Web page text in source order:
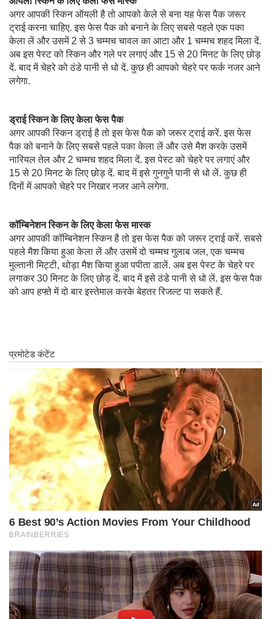
अगर आपकी स्किन ऑयली है तो आपको केले से बना यह फेस पैक जरूर
ट्राई करना चाहिए. इस फेस पैक को बनाने के लिए सबसे पहले एक पका
केला लें और उसमें 2 से 3 चम्मच चावल का आटा और 1 चम्मच शहद मिला दें.
अब इस पेस्ट को स्किन और गले पर लगाएं और 15 से 20 मिनट के लिए छोड़
दें. बाद में चेहरे को ठंडे पानी से धो दें. कुछ ही आपको चेहरे पर फर्क नजर आने
लगेगा.
ड्राई स्किन के लिए केला फेस पैक
अगर आपकी स्किन ड्राई है तो इस फेस पैक को जरूर ट्राई करें. इस फेस
पैक को बनाने के लिए सबसे पहले पका केला लें और उसे मैश करके उसमें
नारियल तेल और 2 चम्मच शहद मिला दें. इस पेस्ट को चेहरे पर लगाएं और
15 से 20 मिनट के लिए छोड़ दें. बाद में इसे गुनगुने पानी से धो लें. कुछ ही
दिनों में आपको चेहरे पर निखार नजर आने लगेगा.
कॉम्बिनेशन स्किन के लिए केला फेस मास्‍क
अगर आपकी कॉम्बिनेशन स्किन है तो इस फेस पैक को जरूर ट्राई करें. सबसे
पहले मैश किया हुआ केला लें और उसमें दो चम्मच गुलाब जल, एक चम्मच
मुल्तानी मिट्टी, थोड़ा मैश किया हुआ पपीता डालें. अब इस पेस्ट के चेहरे पर
लगाकर 30 मिनट के लिए छोड़ दें. बाद में इसे ठंडे पानी से धो लें. इस फेस पैक
को आप हफ्ते में दो बार इस्तेमाल करके बेहतर रिजल्ट पा सकते हैं.